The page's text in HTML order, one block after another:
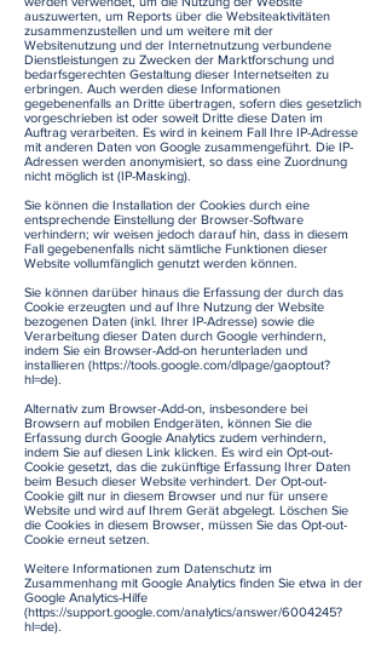
auszuwerten, um Reports über die Websiteaktivitäten
zusammenzustellen und um weitere mit der
Websitenutzung und der Internetnutzung verbundene
Dienstleistungen zu Zwecken der Marktforschung und
bedarfsgerechten Gestaltung dieser Internetseiten zu
erbringen. Auch werden diese Informationen
gegebenenfalls an Dritte übertragen, sofern dies gesetzlich
vorgeschrieben ist oder soweit Dritte diese Daten im
Auftrag verarbeiten. Es wird in keinem Fall Ihre IP-Adresse
mit anderen Daten von Google zusammengeführt. Die IP-
Adressen werden anonymisiert, so dass eine Zuordnung
nicht möglich ist (IP-Masking).
Sie können die Installation der Cookies durch eine
entsprechende Einstellung der Browser-Software
verhindern; wir weisen jedoch darauf hin, dass in diesem
Fall gegebenenfalls nicht sämtliche Funktionen dieser
Website vollumfänglich genutzt werden können.
Sie können darüber hinaus die Erfassung der durch das
Cookie erzeugten und auf Ihre Nutzung der Website
bezogenen Daten (inkl. Ihrer IP-Adresse) sowie die
Verarbeitung dieser Daten durch Google verhindern,
indem Sie ein Browser-Add-on herunterladen und
installieren (https://tools.google.com/dlpage/gaoptout?
hl=de).
Alternativ zum Browser-Add-on, insbesondere bei
Browsern auf mobilen Endgeräten, können Sie die
Erfassung durch Google Analytics zudem verhindern,
indem Sie auf diesen Link klicken. Es wird ein Opt-out-
Cookie gesetzt, das die zukünftige Erfassung Ihrer Daten
beim Besuch dieser Website verhindert. Der Opt-out-
Cookie gilt nur in diesem Browser und nur für unsere
Website und wird auf Ihrem Gerät abgelegt. Löschen Sie
die Cookies in diesem Browser, müssen Sie das Opt-out-
Cookie erneut setzen.
Weitere Informationen zum Datenschutz im
Zusammenhang mit Google Analytics finden Sie etwa in der
Google Analytics-Hilfe
(https://support.google.com/analytics/answer/6004245?
hl=de).